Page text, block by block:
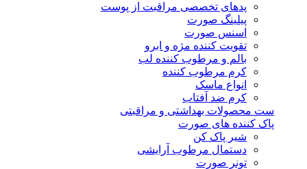
پدهای تخصصی مراقبت از پوست
پیلینگ صورت
اسنس صورت
تقویت کننده مژه و ابرو
بالم و مرطوب کننده لب
کرم مرطوب کننده
انواع ماسک
کرم ضد آفتاب
ست محصولات بهداشتی و مراقبتی
پاک کننده های صورت
شیر پاک کن
دستمال مرطوب آرایشی
تونر صورت